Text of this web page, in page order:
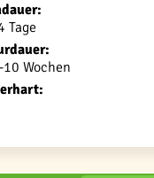
Tage
Wochen